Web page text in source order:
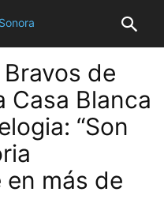
de
Casa Blanca
“Son
más de